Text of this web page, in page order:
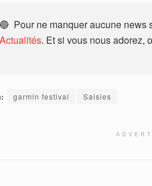
🔵 Pour ne manquer aucune news
Actualités. Et si vous nous adorez,
garmin festival Saisies